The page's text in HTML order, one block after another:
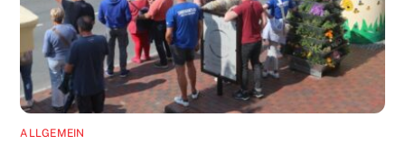
ALLGEMEIN